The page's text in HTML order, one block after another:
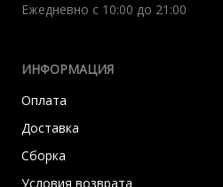
Ежедневно с 10:00 до 21:00
ИНФОРМАЦИЯ
Оплата
Доставка
Сборка
Условия возврата